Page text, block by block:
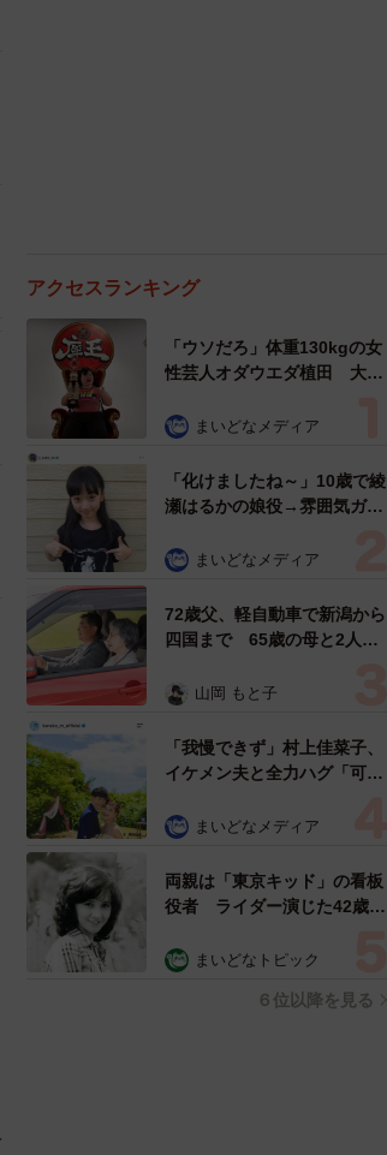
アクセスランキング
「ウソだろ」体重130kgの女
性芸人オダウエダ植田 大学
で」 まいどなメディア
「化けましたね～」10歳で綾
瀬はるかの娘役→雰囲気ガラ
雰囲気が」「宝塚に入れそ
まいどなメディア
72歳父、軽自動車で新潟から
四国まで 65歳の母と2人で
憩まで分刻み… 「大学生で
山岡 もと子
「我慢できず」村上佳菜子、
イケメン夫と全力ハグ「可愛
まいどなメディア
両親は「東京キッド」の看板
役者 ライダー演じた42歳元
ングフォト」計画を明言
まいどなトピック
６位以降を見る